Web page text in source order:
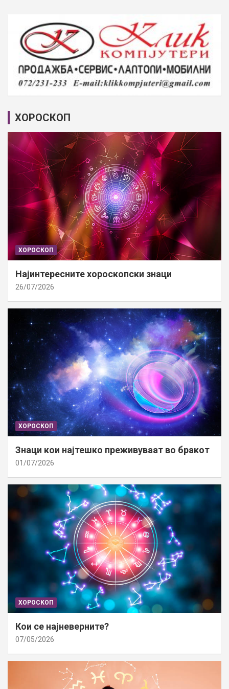
ХОРОСКОП
ХОРОСКОП
Најинтересните хороскопски знаци
26/07/2026
ХОРОСКОП
Знаци кои најтешко преживуваат во бракот
01/07/2026
ХОРОСКОП
Кои се најневерните?
07/05/2026